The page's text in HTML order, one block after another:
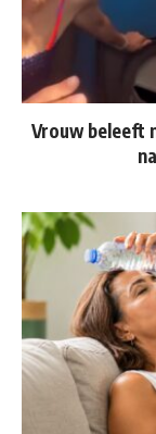
Vrouw beleeft